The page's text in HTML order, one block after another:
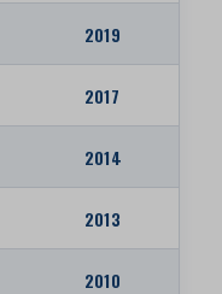
2019
2017
2014
2013
2010